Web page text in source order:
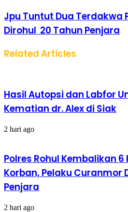
Jpu Tuntut Dua Terdakwa
Dirohul 20 Tahun Penjara
Related Articles
Hasil Autopsi dan Labfor
Kematian dr. Alex di Siak
2 hari ago
Polres Rohul Kembalikan
Korban, Pelaku Curanmor
Penjara
2 hari ago